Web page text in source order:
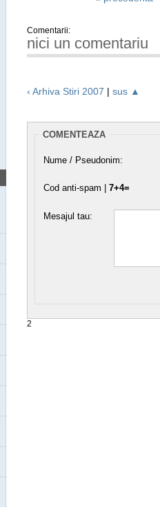
Comentarii:
nici un comentariu
‹ Arhiva Stiri 2007 | sus ▲
COMENTEAZA
Nume / Pseudonim:
Cod anti-spam | 7+4=
Mesajul tau:
2